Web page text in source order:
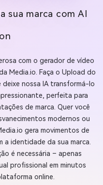
sua marca com AI
com o gerador de vídeo
Media.io. Faça o Upload do
nossa IA transformá-lo
perfeita para
de marca. Quer você
modernos ou
gera movimentos de
a identidade da sua marca.
é necessária – apenas
profissional em minutos
online.